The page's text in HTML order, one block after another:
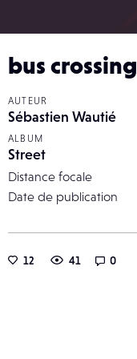
bus crossing
AUTEUR
Sébastien Wautié
ALBUM
Street
Distance focale
Date de publication
12 41 0